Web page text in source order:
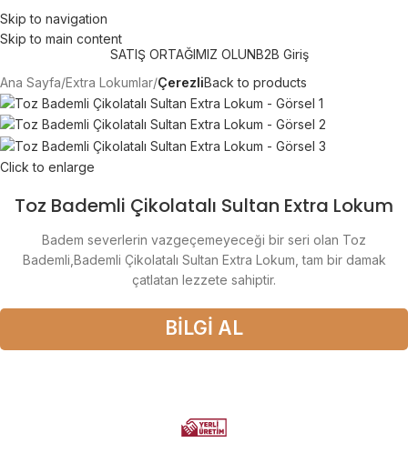
Skip to navigation
Skip to main content
SATIŞ ORTAĞIMIZ OLUNB2B Giriş
Ana Sayfa Extra Lokumlar ÇerezliBack to products
Click to enlarge
Toz Bademli Çikolatalı Sultan Extra Lokum
Badem severlerin vazgeçemeyeceği bir seri olan Toz
Bademli,Bademli Çikolatalı Sultan Extra Lokum, tam bir damak
çatlatan lezzete sahiptir.
BİLGİ AL